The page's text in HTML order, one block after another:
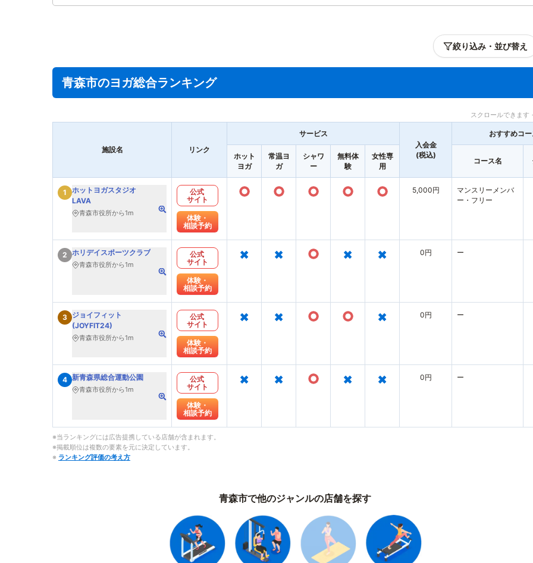
絞り込み・並び替え
青森市のヨガ総合ランキング
スクロールできます
施設名 リンク
サービス
入会金
(税込)
おすすめコー
ホット
ヨガ
常温ヨ
ガ
シャワ
ー
無料体
験
女性専
用
コース名
1
ホットヨガスタジオ
LAVA
青森市役所から1m
公式
サイト
体験・
相談予約
○ ○ ○ ○ ○ 5,000円
マンスリーメンバ
ー・フリー
2 ホリデイスポーツクラブ
青森市役所から1m
公式
サイト
体験・
相談予約
× × ○ × × 0円 ー
3 ジョイフィット
(JOYFIT24)
青森市役所から1m
公式
サイト
体験・
相談予約
× × ○ ○ × 0円 ー
4 新青森県総合運動公園
青森市役所から1m
公式
サイト
体験・
相談予約
× × ○ × × 0円 ー
※当ランキングには広告提携している店舗が含まれます。
※掲載順位は複数の要素を元に決定しています。
※ ランキング評価の考え方
青森市で他のジャンルの店舗を探す